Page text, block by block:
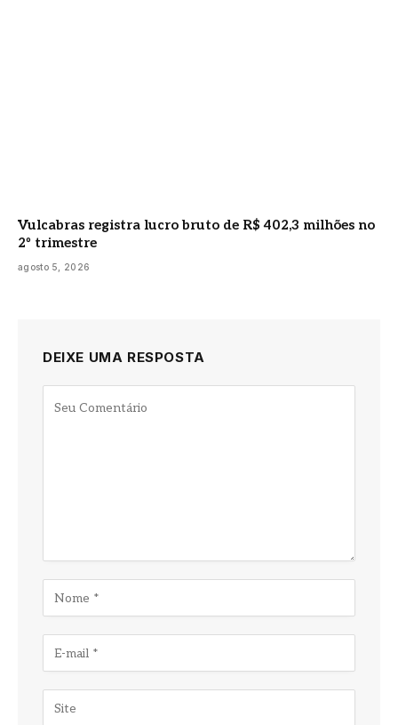
Vulcabras registra lucro bruto de R$ 402,3 milhões no
2º trimestre
agosto 5, 2026
DEIXE UMA RESPOSTA